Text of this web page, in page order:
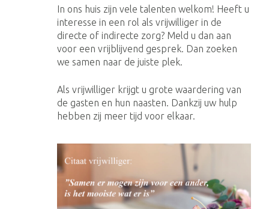
In ons huis zijn vele talenten welkom! Heeft u
interesse in een rol als vrijwilliger in de
directe of indirecte zorg? Meld u dan aan
voor een vrijblijvend gesprek. Dan zoeken
we samen naar de juiste plek.
Als vrijwilliger krijgt u grote waardering van
de gasten en hun naasten. Dankzij uw hulp
hebben zij meer tijd voor elkaar.